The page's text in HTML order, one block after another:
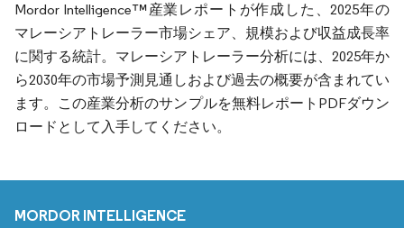
Mordor Intelligence™産業レポートが作成した、2025年の
マレーシアトレーラー市場シェア、規模および収益成長率
に関する統計。マレーシアトレーラー分析には、2025年か
ら2030年の市場予測見通しおよび過去の概要が含まれてい
ます。この産業分析のサンプルを無料レポートPDFダウン
ロードとして入手してください。
MORDOR INTELLIGENCE